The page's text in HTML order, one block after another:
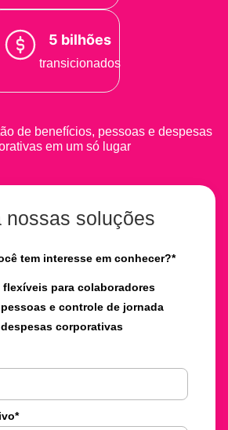
5 bilhões
transicionados
de benefícios, pessoas e despesas
em um só lugar
nossas soluções
tem interesse em conhecer?*
flexíveis para colaboradores
e controle de jornada
corporativas
*